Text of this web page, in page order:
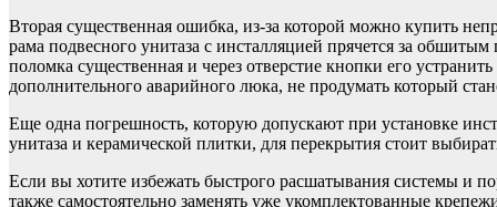
Вторая существенная ошибка, из-за которой можно купить
рама подвесного унитаза с инсталляцией прячется за
поломка существенная и через отверстие кнопки его
дополнительного аварийного люка, не продумать который
Еще одна погрешность, которую допускают при установке
унитаза и керамической плитки, для перекрытия стоит
Если вы хотите избежать быстрого расшатывания системы и
также самостоятельно заменять уже укомплектованные